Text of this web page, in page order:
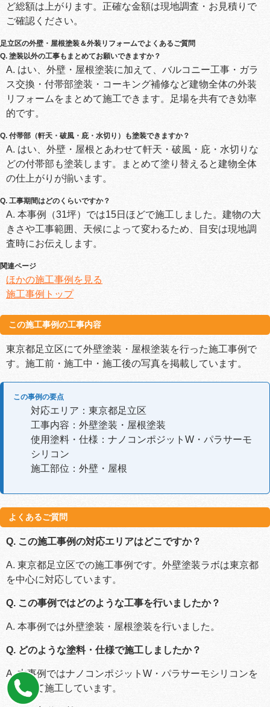
ど総額は上がります。正確な金額は現地調査・お見積りで
ご確認ください。
足立区の外壁・屋根塗装＆外装リフォームでよくあるご質問
Q. 塗装以外の工事もまとめてお願いできますか？
A. はい、外壁・屋根塗装に加えて、バルコニー工事・ガラ
ス交換・付帯部塗装・コーキング補修など建物全体の外装
リフォームをまとめて施工できます。足場を共有でき効率
的です。
Q. 付帯部（軒天・破風・庇・水切り）も塗装できますか？
A. はい、外壁・屋根とあわせて軒天・破風・庇・水切りな
どの付帯部も塗装します。まとめて塗り替えると建物全体
の仕上がりが揃います。
Q. 工事期間はどのくらいですか？
A. 本事例（31坪）では15日ほどで施工しました。建物の大
きさや工事範囲、天候によって変わるため、目安は現地調
査時にお伝えします。
関連ページ
ほかの施工事例を見る
施工事例トップ
この施工事例の工事内容
東京都足立区にて外壁塗装・屋根塗装を行った施工事例で
す。施工前・施工中・施工後の写真を掲載しています。
この事例の要点
対応エリア：東京都足立区
工事内容：外壁塗装・屋根塗装
使用塗料・仕様：ナノコンポジットW・パラサーモ
シリコン
施工部位：外壁・屋根
よくあるご質問
Q. この施工事例の対応エリアはどこですか？
A. 東京都足立区での施工事例です。外壁塗装ラボは東京都
を中心に対応しています。
Q. この事例ではどのような工事を行いましたか？
A. 本事例では外壁塗装・屋根塗装を行いました。
Q. どのような塗料・仕様で施工しましたか？
A. 本事例ではナノコンポジットW・パラサーモシリコンを
使用して施工しています。